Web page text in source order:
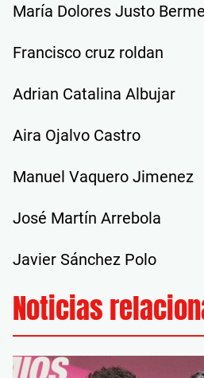
María Dolores Justo
Francisco cruz roldan
Adrian Catalina Albujar
Aira Ojalvo Castro
Manuel Vaquero Jimenez
José Martín Arrebola
Javier Sánchez Polo
Noticias